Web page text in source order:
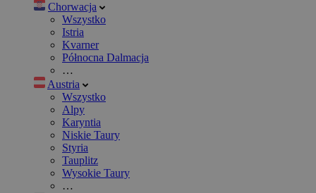
Chorwacja
Wszystko
Istria
Kvarner
Północna Dalmacja
…
Austria
Wszystko
Alpy
Karyntia
Niskie Taury
Styria
Tauplitz
Wysokie Taury
…